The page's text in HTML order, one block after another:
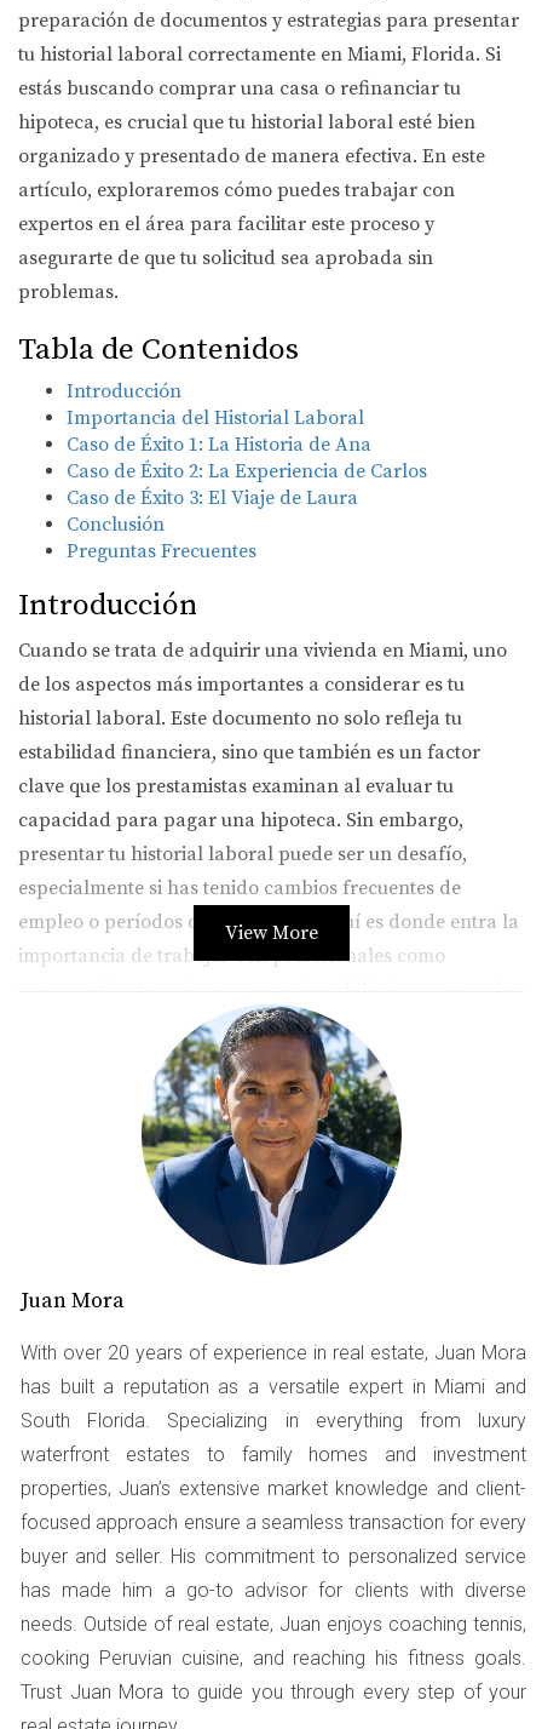
preparación de documentos y estrategias para presentar
tu historial laboral correctamente en Miami, Florida. Si
estás buscando comprar una casa o refinanciar tu
hipoteca, es crucial que tu historial laboral esté bien
organizado y presentado de manera efectiva. En este
artículo, exploraremos cómo puedes trabajar con
expertos en el área para facilitar este proceso y
asegurarte de que tu solicitud sea aprobada sin
problemas.
Tabla de Contenidos
Introducción
Importancia del Historial Laboral
Caso de Éxito 1: La Historia de Ana
Caso de Éxito 2: La Experiencia de Carlos
Caso de Éxito 3: El Viaje de Laura
Conclusión
Preguntas Frecuentes
Introducción
Cuando se trata de adquirir una vivienda en Miami, uno
de los aspectos más importantes a considerar es tu
historial laboral. Este documento no solo refleja tu
estabilidad financiera, sino que también es un factor
clave que los prestamistas examinan al evaluar tu
capacidad para pagar una hipoteca. Sin embargo,
presentar tu historial laboral puede ser un desafío,
especialmente si has tenido cambios frecuentes de
empleo o períodos de desempleo. Aquí es donde entra la
importancia de trabajar con profesionales como
ayudarte a navegar por este proceso.
Importancia del Historial Laboral
Tu historial laboral es esencial porque proporciona a los
prestamistas una visión clara de tus ingresos y
estabilidad. Un buen historial puede abrirte puertas,
mientras que uno problemático puede cerrarlas
rápidamente. Entre los factores que se consideran están:
Estabilidad en la carrera.
Nivel de ingresos actual.
Cualquier cambio significativo en el empleo.
Un asesor hipotecario puede ayudarte a presentar esta
aumentará tus posibilidades de obtener la aprobación
Caso de Éxito 1: La Historia de Ana
Ana, una joven profesional en marketing digital, se
encontró en una situación complicada cuando decidió
comprar su primera casa. Había cambiado de trabajo
View More
Juan Mora
With over 20 years of experience in real estate, Juan Mora
has built a reputation as a versatile expert in Miami and
South Florida. Specializing in everything from luxury
waterfront estates to family homes and investment
properties, Juan’s extensive market knowledge and client-
focused approach ensure a seamless transaction for every
buyer and seller. His commitment to personalized service
has made him a go-to advisor for clients with diverse
needs. Outside of real estate, Juan enjoys coaching tennis,
cooking Peruvian cuisine, and reaching his fitness goals.
Trust Juan Mora to guide you through every step of your